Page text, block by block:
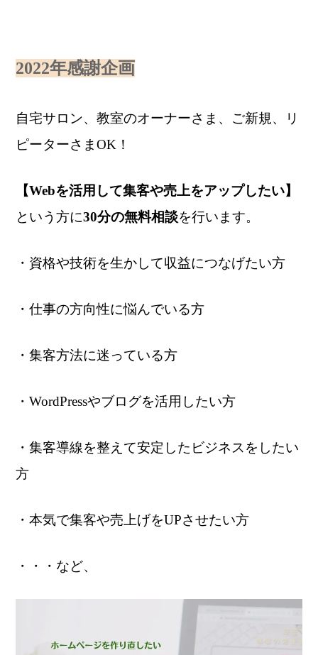
2022年感謝企画
自宅サロン、教室のオーナーさま、ご新規、リ
ピーターさまOK！
【Webを活用して集客や売上をアップしたい】
という方に30分の無料相談を行います。
・資格や技術を生かして収益につなげたい方
・仕事の方向性に悩んでいる方
・集客方法に迷っている方
・WordPressやブログを活用したい方
・集客導線を整えて安定したビジネスをしたい
方
・本気で集客や売上げをUPさせたい方
・・・など、